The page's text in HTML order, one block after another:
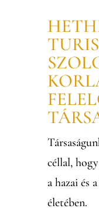
céllal,
a hazai és
életében.